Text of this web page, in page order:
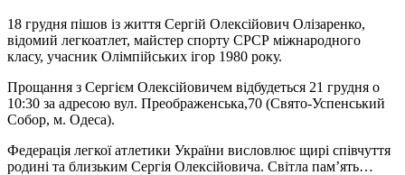
18 грудня пішов із життя Сергій Олексійович Олізаренко,
відомий легкоатлет, майстер спорту СРСР міжнародного
класу, учасник Олімпійських ігор 1980 року.
Прощання з Сергієм Олексійовичем відбудеться 21 грудня о
10:30 за адресою вул. Преображенська,70 (Свято-Успенський
Собор, м. Одеса).
Федерація легкої атлетики України висловлює щирі співчуття
родині та близьким Сергія Олексійовича. Світла памʼять…